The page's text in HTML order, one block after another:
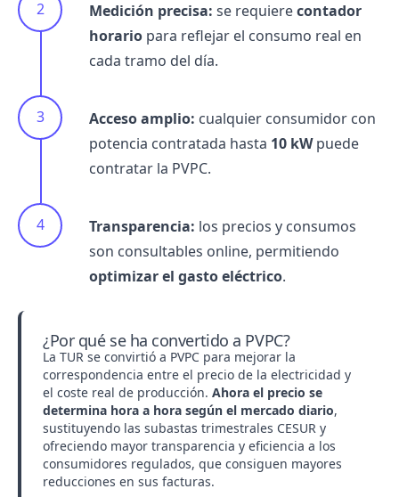
Medición precisa: se requierecontador
horario para reflejar el consumo real en
cada tramo del día.
Acceso amplio: cualquier consumidor con
potencia contratada hasta 10 kWpuede
contratar la PVPC.
Transparencia: los precios y consumos
son consultables online, permitiendo
optimizar el gasto eléctrico.
¿Por qué se ha convertido a PVPC?
La TUR se convirtió a PVPC para mejorar la
correspondencia entre el precio de la electricidad y
el coste real de producción. Ahora el precio se
determina hora a hora según el mercado diario,
sustituyendo las subastas trimestrales CESUR y
ofreciendo mayor transparencia y eficiencia a los
consumidores regulados, que consiguen mayores
reducciones en sus facturas.